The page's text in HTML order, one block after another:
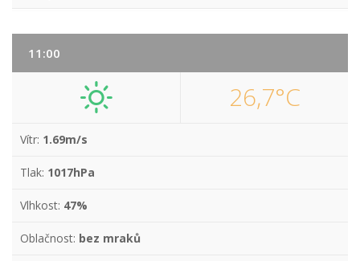
11:00
26,7°C
Vítr: 1.69m/s
Tlak: 1017hPa
Vlhkost: 47%
Oblačnost: bez mraků